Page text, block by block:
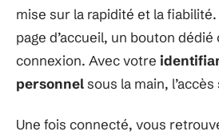
mise sur la rapidité et la fiabilité.
page d’accueil, un bouton
connexion. Avec votre
personnelsous la main,
Une fois connecté, vous